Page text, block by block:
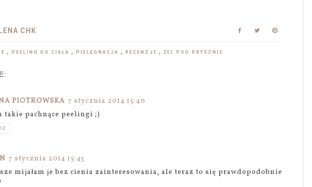
CHK
, PEELING DO CIAŁA , PIELĘGNACJA , RECENZJE , ŻEL POD PRYSZNIC
PIOTROWSKA 7 stycznia 2014 15:40
takie pachnące peelingi ;)
7 stycznia 2014 15:43
mijałam je bez cienia zainteresowania, ale teraz to się prawdopodobnie